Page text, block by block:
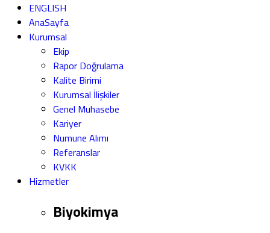
ENGLISH
AnaSayfa
Kurumsal
Ekip
Rapor Doğrulama
Kalite Birimi
Kurumsal İlişkiler
Genel Muhasebe
Kariyer
Numune Alımı
Referanslar
KVKK
Hizmetler
Biyokimya